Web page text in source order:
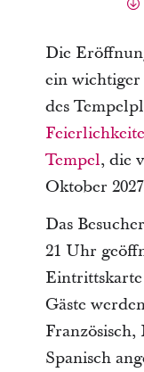
Die
ein
des
Tempel, die
Oktober
Das
21 Uhr
Gäste
Spanisch